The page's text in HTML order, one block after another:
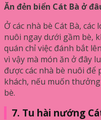
Ăn đẻn biển Cát Bà ở
Ở các nhà bè Cát Bà,
nuôi ngay dưới gầm bè,
quán chỉ việc đánh bắt
vì vậy mà món ăn ở đây
được các nhà bè nuôi để
khách, nếu muốn
bè.
7. Tu hài nướng